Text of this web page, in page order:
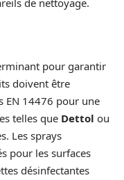
de nettoyage.
pour garantir
doivent être
EN 14476 pour une
telles que Dettol ou
Les sprays
pour les surfaces
désinfectantes